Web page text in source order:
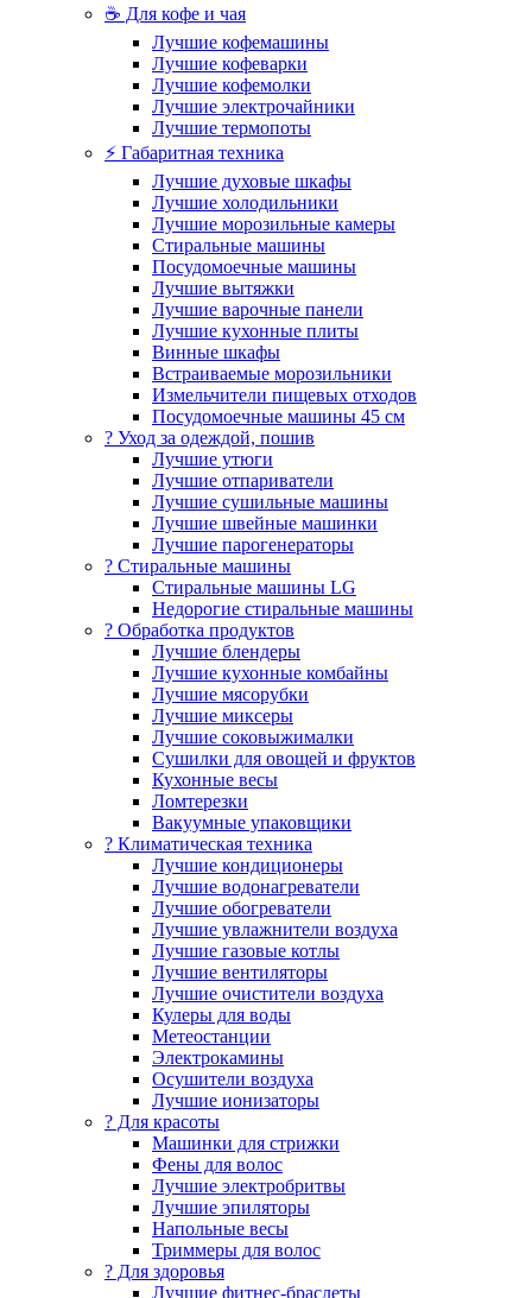
☕ Для кофе и чая
Лучшие кофемашины
Лучшие кофеварки
Лучшие кофемолки
Лучшие электрочайники
Лучшие термопоты
⚡ Габаритная техника
Лучшие духовые шкафы
Лучшие холодильники
Лучшие морозильные камеры
Стиральные машины
Посудомоечные машины
Лучшие вытяжки
Лучшие варочные панели
Лучшие кухонные плиты
Винные шкафы
Встраиваемые морозильники
Измельчители пищевых отходов
Посудомоечные машины 45 см
? Уход за одеждой, пошив
Лучшие утюги
Лучшие отпариватели
Лучшие сушильные машины
Лучшие швейные машинки
Лучшие парогенераторы
? Стиральные машины
Стиральные машины LG
Недорогие стиральные машины
? Обработка продуктов
Лучшие блендеры
Лучшие кухонные комбайны
Лучшие мясорубки
Лучшие миксеры
Лучшие соковыжималки
Сушилки для овощей и фруктов
Кухонные весы
Ломтерезки
Вакуумные упаковщики
?️ Климатическая техника
Лучшие кондиционеры
Лучшие водонагреватели
Лучшие обогреватели
Лучшие увлажнители воздуха
Лучшие газовые котлы
Лучшие вентиляторы
Лучшие очистители воздуха
Кулеры для воды
Метеостанции
Электрокамины
Осушители воздуха
Лучшие ионизаторы
? Для красоты
Машинки для стрижки
Фены для волос
Лучшие электробритвы
Лучшие эпиляторы
Напольные весы
Триммеры для волос
? Для здоровья
Лучшие фитнес-браслеты